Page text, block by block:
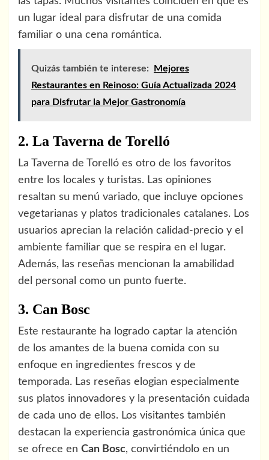
un lugar ideal para disfrutar de una comida
familiar o una cena romántica.
Quizás también te interese:
Mejores
Restaurantes en Reinoso: Guía Actualizada 2024
para Disfrutar la Mejor Gastronomía
2. La Taverna de Torelló
La Taverna de Torelló es otro de los favoritos
entre los locales y turistas. Las opiniones
resaltan su menú variado, que incluye opciones
vegetarianas y platos tradicionales catalanes. Los
usuarios aprecian la relación calidad-precio y el
ambiente familiar que se respira en el lugar.
Además, las reseñas mencionan la amabilidad
del personal como un punto fuerte.
3. Can Bosc
Este restaurante ha logrado captar la atención
de los amantes de la buena comida con su
enfoque en ingredientes frescos y de
temporada. Las reseñas elogian especialmente
sus platos innovadores y la presentación cuidada
de cada uno de ellos. Los visitantes también
destacan la experiencia gastronómica única que
se ofrece en Can Bosc, convirtiéndolo en un